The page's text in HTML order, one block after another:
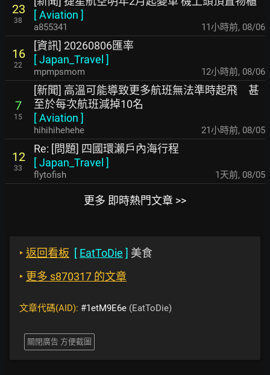
23
38
[Aviation ]
a855341 11小時前, 08/06
16
22
[資訊] 20260806匯率
[Japan_Travel ]
mpmpsmom 12小時前, 08/06
7
15
[新聞] 高溫可能導致更多航班無法準時起飛 甚
至於每次航班減掉10名
[Aviation ]
hihihihehehe 21小時前, 08/05
12
33
Re: [問題] 四國環瀨戶內海行程
[Japan_Travel ]
flytofish 1天前, 08/05
更多 即時熱門文章 >>
‣ 返回看板 [ EatToDie ] 美食
‣ 更多 s870317 的文章
文章代碼(AID): #1etM9E6e (EatToDie)
關閉廣告 方便截圖